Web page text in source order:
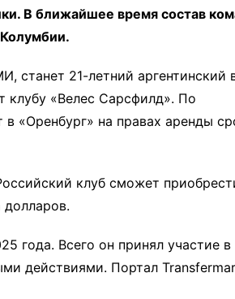
В ближайшее время состав
21-летний аргентинский
клубу «Велес Сарсфилд». По
«Оренбург» на правах аренды
клуб сможет
долларов.
года. Всего он принял участие в
действиями. Портал